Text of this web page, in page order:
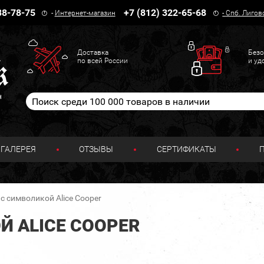
78-75 - Интернет-магазин +7 (812) 322-65-68 -Спб.
Доставка
по всей России
и
ГАЛЕРЕЯ ОТЗЫВЫ СЕРТИФИКАТЫ
символикой Alice Cooper
COOPER
нас шоу, но никто не может сказать наперед, что произойдет на